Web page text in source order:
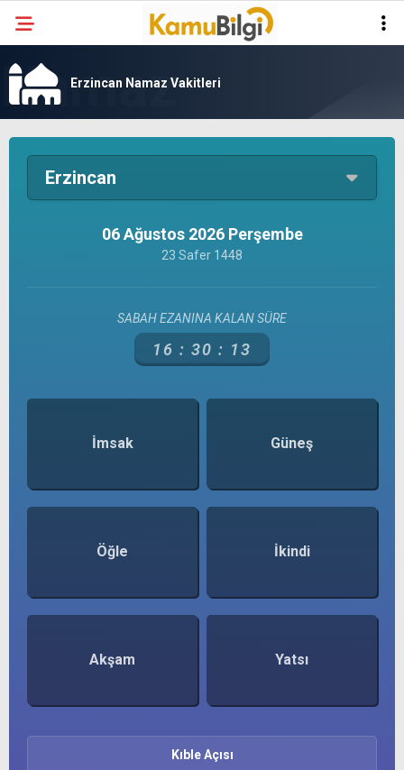
Erzincan Namaz Vakitleri
Erzincan
06 Ağustos 2026 Perşembe
23 Safer 1448
SABAH EZANINA KALAN SÜRE
16 : 30 : 13
İmsak Güneş
Öğle İkindi
Akşam Yatsı
Kıble Açısı